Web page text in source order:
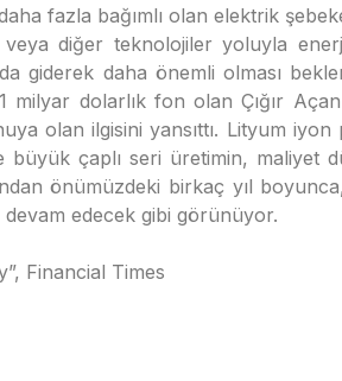
fazla bağımlı olan elektrik
diğer teknolojiler yoluyla
giderek daha önemli olması
dolarlık fon olan Çığır Açan
olan ilgisini yansıttı. Lityum
büyük çaplı seri üretimin, maliyet
önümüzdeki birkaç yıl
edecek gibi görünüyor.
Financial Times